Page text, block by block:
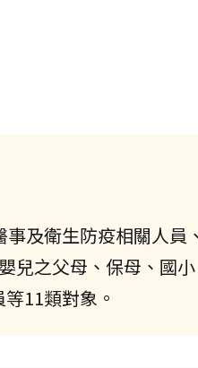
及衛生防疫相關人員
兒之父母、保母、國
11類對象。